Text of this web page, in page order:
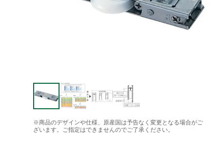
※商品のデザインや仕様、原産国は予告なく変更となる場合がご
ざいます。ご指定はできませんのでご了承ください。